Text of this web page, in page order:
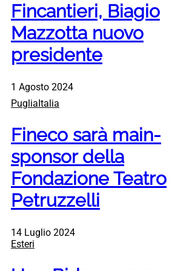
Fincantieri, Biagio
Mazzotta nuovo
presidente
1 Agosto 2024
PugliaItalia
Fineco sarà main-
sponsor della
Fondazione Teatro
Petruzzelli
14 Luglio 2024
Esteri